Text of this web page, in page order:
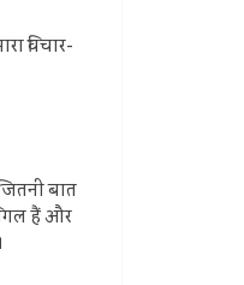
विचार-
बात
हैं और